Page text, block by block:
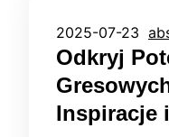
2025-07-23
Odkryj
Inspiracje